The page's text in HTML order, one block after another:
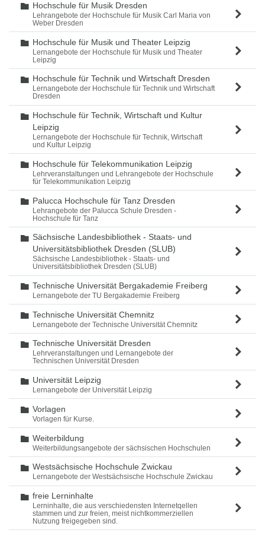
Ordner
Hochschule für Musik Dresden
Lehrangebote der Hochschule für Musik Carl Maria von
Weber Dresden
Ordner
Hochschule für Musik und Theater Leipzig
Lernangebote der Hochschule für Musik und Theater
Leipzig
Ordner
Hochschule für Technik und Wirtschaft Dresden
Lernangebote der Hochschule für Technik und Wirtschaft
Dresden
Ordner
Hochschule für Technik, Wirtschaft und Kultur
Leipzig
Lernangebote der Hochschule für Technik, Wirtschaft
und Kultur Leipzig
Ordner
Hochschule für Telekommunikation Leipzig
Lehrveranstaltungen und Lehrangebote der Hochschule
für Telekommunikation Leipzig
Ordner
Palucca Hochschule für Tanz Dresden
Lehrangebote der Palucca Schule Dresden -
Hochschule für Tanz
Ordner
Sächsische Landesbibliothek - Staats- und
Universitätsbibliothek Dresden (SLUB)
Sächsische Landesbibliothek - Staats- und
Universitätsbibliothek Dresden (SLUB)
Ordner
Technische Universität Bergakademie Freiberg
Lernangebote der TU Bergakademie Freiberg
Ordner
Technische Universität Chemnitz
Lernangebote der Technische Universität Chemnitz
Ordner
Technische Universität Dresden
Lehrveranstaltungen und Lernangebote der
Technischen Universität Dresden
Ordner
Universität Leipzig
Lernangebote der Universität Leipzig
Ordner
Vorlagen
Vorlagen für Kurse.
Ordner
Weiterbildung
Weiterbildungsangebote der sächsischen Hochschulen
Ordner
Westsächsische Hochschule Zwickau
Lernangebote der Westsächsische Hochschule Zwickau
Ordner
freie Lerninhalte
Lerninhalte, die aus verschiedensten Internetqellen
stammen und zur freien, meist nichtkommerziellen
Nutzung freigegeben sind.